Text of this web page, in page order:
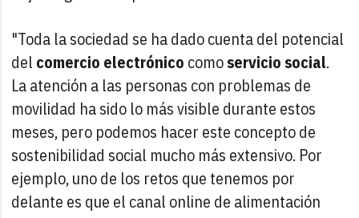
"Toda la sociedad se ha dado cuenta del potencial
del comercio electrónico comoservicio social.
La atención a las personas con problemas de
movilidad ha sido lo más visible durante estos
meses, pero podemos hacer este concepto de
sostenibilidad social mucho más extensivo. Por
ejemplo, uno de los retos que tenemos por
delante es que el canal online de alimentación